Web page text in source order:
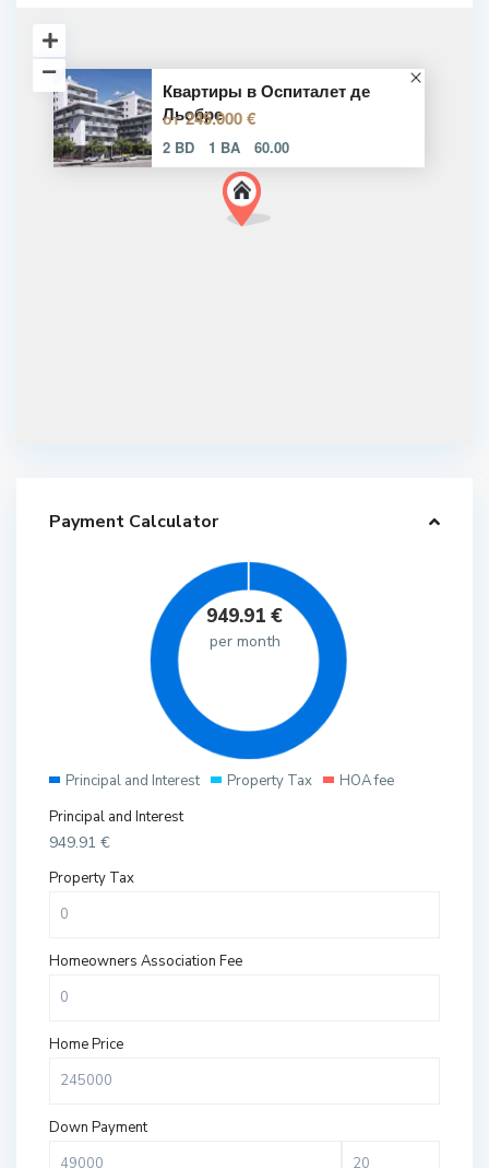
Квартиры в Оспиталет де
Льобре
от 245.000 €
2 BD 1 BA 60.00
Payment Calculator
949.91 €
per month
Principal and Interest Property Tax
HOA fee
Principal and Interest
949.91 €
Property Tax
Homeowners Association Fee
Home Price
Down Payment